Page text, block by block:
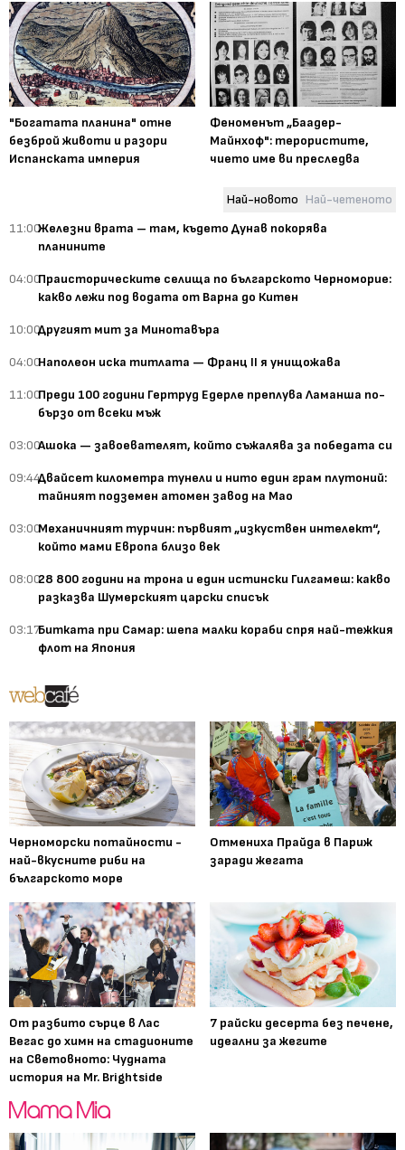
"Богатата планина" отне
безброй животи и разори
Испанската империя
Феноменът „Баадер-
Майнхоф": терористите,
чието име ви преследва
Най-новото Най-четеното
11:00Железни врата – там, където Дунав покорява
планините
04:00Праисторическите селища по българското Черноморие:
какво лежи под водата от Варна до Китен
10:00Другият мит за Минотавъра
04:00Наполеон иска титлата — Франц II я унищожава
11:00Преди 100 години Гертруд Едерле преплува Ламанша по-
бързо от всеки мъж
03:00Ашока — завоевателят, който съжалява за победата си
09:44Двайсет километра тунели и нито един грам плутоний:
тайният подземен атомен завод на Мао
03:00Механичният турчин: първият „изкуствен интелект“,
който мами Европа близо век
08:0028 800 години на трона и един истински Гилгамеш: какво
разказва Шумерският царски списък
03:17Битката при Самар: шепа малки кораби спря най-тежкия
флот на Япония
Черноморски потайности -
най-вкусните риби на
българското море
Отмениха Прайда в Париж
заради жегата
От разбито сърце в Лас
Вегас до химн на стадионите
на Световното: Чудната
история на Mr. Brightside
7 райски десерта без печене,
идеални за жегите